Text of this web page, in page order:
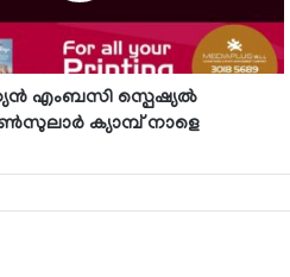
എംബസി സ്പെഷ്യല്‍
ക്യാമ്പ് നാളെ